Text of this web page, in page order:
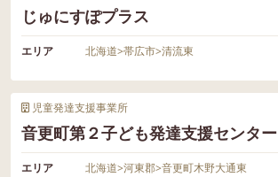
じゅにすぽプラス
エリア 北海道>帯広市>清流東
児童発達支援事業所
音更町第２子ども発達支援センター
エリア 北海道>河東郡>音更町木野大通東